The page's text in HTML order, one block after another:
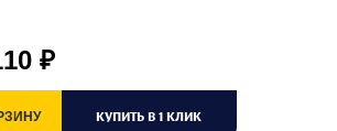
₽
КУПИТЬ В 1 КЛИК